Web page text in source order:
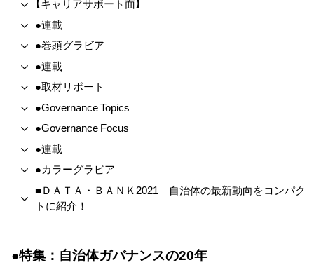
【キャリアサポート面】
●連載
●巻頭グラビア
●連載
●取材リポート
●Governance Topics
●Governance Focus
●連載
●カラーグラビア
■ＤＡＴＡ・ＢＡＮＫ2021 自治体の最新動向をコンパク
トに紹介！
●特集：自治体ガバナンスの20年